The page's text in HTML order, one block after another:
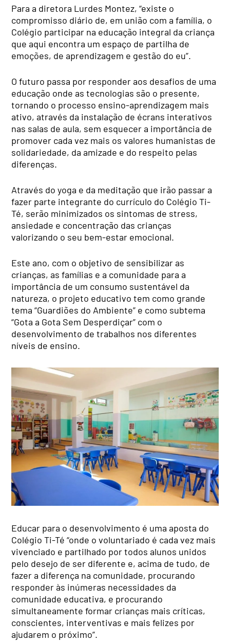
Para a diretora Lurdes Montez, “existe o
compromisso diário de, em união com a família, o
Colégio participar na educação integral da criança
que aqui encontra um espaço de partilha de
emoções, de aprendizagem e gestão do eu”.
O futuro passa por responder aos desafios de uma
educação onde as tecnologias são o presente,
tornando o processo ensino-aprendizagem mais
ativo, através da instalação de écrans interativos
nas salas de aula, sem esquecer a importância de
promover cada vez mais os valores humanistas de
solidariedade, da amizade e do respeito pelas
diferenças.
Através do yoga e da meditação que irão passar a
fazer parte integrante do currículo do Colégio Ti-
Té, serão minimizados os sintomas de stress,
ansiedade e concentração das crianças
valorizando o seu bem-estar emocional.
Este ano, com o objetivo de sensibilizar as
crianças, as famílias e a comunidade para a
importância de um consumo sustentável da
natureza, o projeto educativo tem como grande
tema “Guardiões do Ambiente” e como subtema
“Gota a Gota Sem Desperdiçar” com o
desenvolvimento de trabalhos nos diferentes
níveis de ensino.
Educar para o desenvolvimento é uma aposta do
Colégio Ti-Té “onde o voluntariado é cada vez mais
vivenciado e partilhado por todos alunos unidos
pelo desejo de ser diferente e, acima de tudo, de
fazer a diferença na comunidade, procurando
responder às inúmeras necessidades da
comunidade educativa, e procurando
simultaneamente formar crianças mais críticas,
conscientes, interventivas e mais felizes por
ajudarem o próximo”.